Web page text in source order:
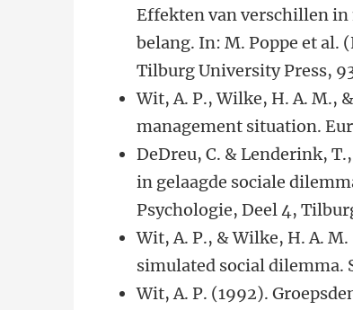
Effekten van verschillen
belang. In: M. Poppe et al.
Tilburg University Press,
Wit, A. P., Wilke, H. A. M.,
management situation.
DeDreu, C. & Lenderink,
in gelaagde sociale
Psychologie, Deel 4,
Wit, A. P., & Wilke, H. A.
simulated social dilemma.
Wit, A. P. (1992).